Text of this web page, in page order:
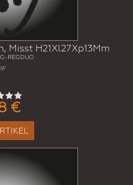
Misst H21Xl27Xp13Mm
REGDUO
€